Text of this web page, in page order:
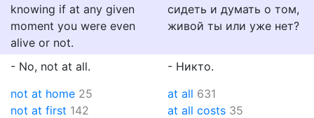
knowing if at any given
moment you were even
alive or not.
сидеть и думать о том,
живой ты или уже нет?
- No, not at all.
- Никто.
not at home 25
not at first 142
at all 631
at all costs 35